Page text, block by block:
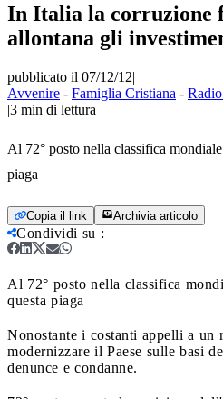
In Italia la corruzione
allontana gli
pubblicato il 07/12/12|
Avvenire - Famiglia Cristiana -
|3 min di lettura
Al 72° posto nella classifica
piaga
Copia il link Archivia articolo
Condividi su :
Al 72° posto nella classifica
questa piaga
Nonostante i costanti appelli a un
modernizzare il Paese sulle basi
denunce e condanne.